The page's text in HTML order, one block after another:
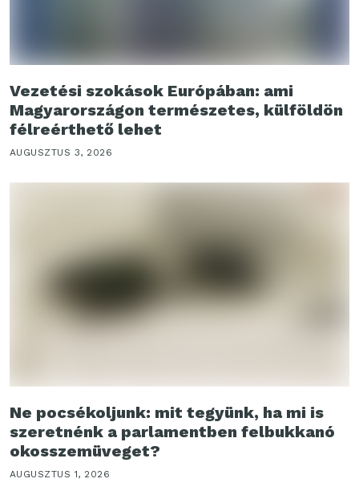
Vezetési szokások Európában: ami
Magyarországon természetes, külföldön
félreérthető lehet
AUGUSZTUS 3, 2026
Ne pocsékoljunk: mit tegyünk, ha mi is
szeretnénk a parlamentben felbukkanó
okosszemüveget?
AUGUSZTUS 1, 2026